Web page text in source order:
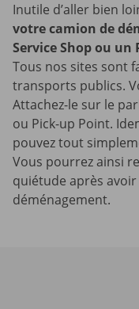
Inutile d’aller bien
votre camion de
Service Shop ou
Tous nos sites sont
transports publics.
Attachez-le sur le
ou Pick-up Point.
pouvez tout
Vous pourrez ainsi
quiétude après
déménagement.